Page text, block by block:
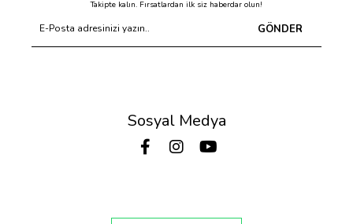
Takipte kalın. Fırsatlardan ilk siz haberdar olun!
GÖNDER
Sosyal Medya